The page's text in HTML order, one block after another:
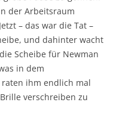
der Arbeitsraum
– das war die Tat –
und dahinter wacht
Scheibe für Newman
in dem
ihm endlich mal
verschreiben zu